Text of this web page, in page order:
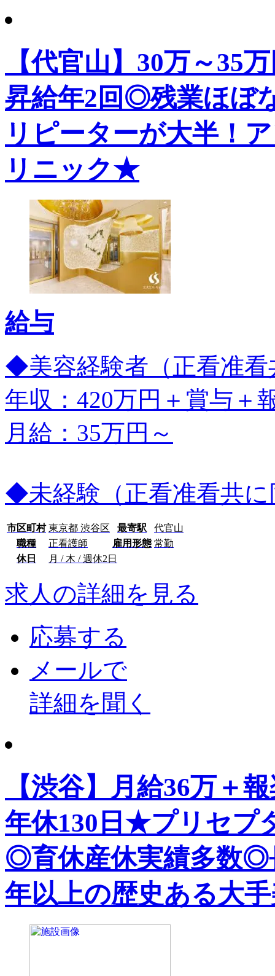
【代官山】30万～
昇給年2回◎残業ほぼ
リピーターが大半！
リニック★
給与
◆美容経験者（正看准看
年収：420万円＋賞与＋
月給：35万円～
◆未経験（正看准看共
市区町村 東京都 渋谷区 最寄駅
代官山
職種
正看護師 雇用形態 常勤
休日
月 / 木 / 週休2日
求人の詳細を見る
応募する
メールで
詳細を聞く
【渋谷】月給36万＋
年休130日★プリセプ
◎育休産休実績多数◎
年以上の歴史ある大